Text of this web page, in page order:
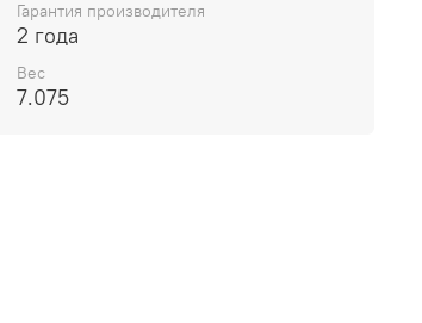
Гарантия производителя
2 года
Вес
7.075